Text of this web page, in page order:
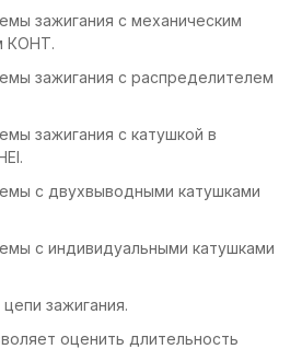
зажигания с механическим
КОНТ.
зажигания с распределителем
зажигания с катушкой в
с двухвыводными катушками
с индивидуальными катушками
зажигания.
оценить длительность